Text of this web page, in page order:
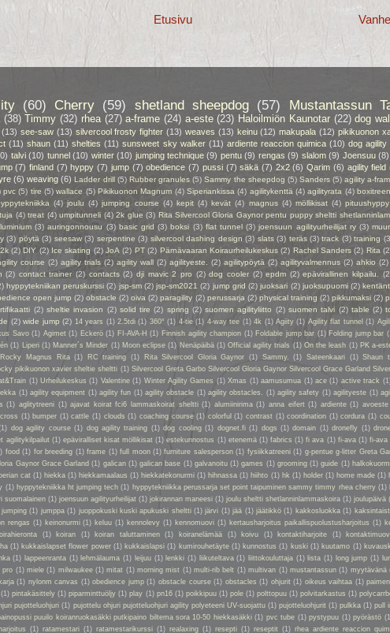
Etusivu
(60) Cherry (59) shetland sheepdog (57) Mustantassun
(38) Timmy (32) rhea (27) a-frame (24) a-este (23) Haloilmiön Kaunotar (22) dog
(13) see-saw (13) silvercool frosty fighter (13) weaves (13) keinu (12) makupala (12) pikikuonon
(11) shaun (11) shelties (11) sunsweet sky walker (11) ardiente reaccion quimica (10) dog agility
talvi (10) tunnel (10) winter (10) jumping technique (9) pentu (9) rengas (9) slalom (9) Joensuu (8)
(7) finland (7) hyppy (7) jump (7) obedience (7) pussi (7) säkä (7) 2x2 (6) Qarim (6) agility field
(6) weaving (6) Ladder drill (5) Rubber granules (5) Sammy the sheepdog (5) Sanders (5) agility a-
pvc (5) tire (5) wallace (5) Pikikuonon Magnum (4) Siperiankissa (4) agilitykenttä (4) agilityrata (4)
(4) joulu (4) jumping course (4) kepit (4) kevät (4) magnus (4) möllikisat (4) pituushyppy
(4) treat (4) umpitunneli (4) 2k glue (3) Rita Silvercool Gloria Gaynor pentu puppy sheltti
(3) auringonnousu (3) basic grid (3) boksi (3) flat tunnel (3) joensuun agilityurheilijat ry (3)
(3) pöytä (3) seesaw (3) serpentine (3) silvercool dashing design (3) slats (3) teräs (3) track (3) training
2k (2) DIY (2) Ice skating (2) JoA (2) PT (2) Pärnävaaran Koiraurheilukeskus (2) Rachel Sanders (2) Rita
course (2) agility trials (2) agility wall (2) agilityeste. (2) agilitypöytä (2) agilityvalmennus (2) ahkio (2)
(2) contact trainer (2) contacts (2) dji mavic 2 pro (2) dog cooler (2) epdm (2) epävirallinen kilpailu.
hyppytekniikan peruskurssi (2) jsp-sm (2) jsp-sm2021 (2) jump grid (2) juoksari (2) juoksupuomi (2)
open jump (2) obstacle (2) oiva (2) paragility (2) perussarja (2) physical training (2) pikkumaksi (2)
(2) sheltie invasion (2) solid tire (2) spring (2) suomen agilityliitto (2) suomen talvi (2) table (2)
(2) wide jump (2) 14 years (1) 2.5tdi (1) 360° (1) 4-tie (1) 4-way tee (1) 4k (1) Agiity (1) Agility flat tunnel (1)
Savo (1) Agimet (1) Eckerö (1) FI-AVA-H (1) Finnish agility champion (1) Foldable jump bar (1) Folding jump bar
(1) Liperi (1) Manner´s Minder (1) Moon eclipse (1) Nenäpäibä (1) Official agility trials (1) On the leash (1) PK a-
Magnus Rita (1) RC training (1) Rita Silvercool Gloria Gaynor (1) Sammy. (1) Sateenkaari (1) Shaun
pikikuonon xavier sheltie sheltti (1) Silvercool Greta Garbo Silvercool Gloria Gaynor Silvercool Grace Garland
(1) Urheilukeskus (1) Valentine (1) Winter Agility Games (1) Xmas (1) aamusumua (1) ace (1) active track
(1) agility equipment (1) agility fun (1) agility obstacle (1) agility obstacles. (1) agility safety (1) agilityeste (1)
(1) aglitytreeni (1) ajavat koirat fci6 lammaskoirat sheltti (1) alumiinirima (1) anna eifert (1) ardiente (1) avoeste
(1) bumper (1) cattle (1) clouds (1) coaching course (1) colorful (1) contrast (1) coordination (1) cordura (1)
dog agility course (1) dog agility training (1) dog cooling (1) dognet.fi (1) dogs (1) domain (1) dronefly (1)
agilitykilpailut (1) epäviralliset kisat möllikisat (1) estekunnostus (1) etenemä (1) fabrics (1) fi ava (1) fi-ava (1) fi-ava
food (1) for breeding (1) frame (1) full moon (1) furniture salesperson (1) fysiikkatreeni (1) g-pentue g-litter Greta
Gaynor Grace Garland (1) galican (1) galican base (1) galvanoitu (1) games (1) grooming (1) guide (1)
cat (1) hiekka (1) hiekkamaalaus (1) hiekkatekonurmi (1) hihnassa (1) hiihto (1) hk (1) holder (1) home made (1)
(1) hyppytekniikka ht jumping tech (1) hyppytekniikka perussarja set point taipuminen sammy timmy rhea cherry (1)
suomalainen (1) joensuun agilityurheilijat (1) jokirannan maneesi (1) joulu sheltti shetlanninlammaskoira (1) joulupäivä
jumping (1) jumppa (1) juoppokuski kuski apukuski sheltti (1) järvi (1) jää (1) jäätikkö (1) kakkosluokka (1)
rengas (1) keinonurmi (1) keluu (1) kennolevy (1) kennomuovi (1) kertausharjoitus paikallispuolustusharjoitus (1)
(1) koiran (1) koiran taluttaminen (1) koiranelämää (1) koivu (1) kontaktiharjoite (1)
(1) kukkaislapset flower power (1) kukkaislapsi (1) kumirouhetäyte (1) kunnostus (1) kuski (1) kuutamo (1)
(1) lappeenranta (1) lehmälauma (1) leijuu (1) lenkki (1) liikuteltava (1) liittokouluttaja (1) lista (1) long jump (1)
pro (1) miele (1) milwaukee (1) mitat (1) morning mist (1) multi-rib belt (1) multivan (1) mustantassun (1) myytävänä
(1) nylonm canvas (1) obedience jump (1) obstacle course (1) obstacles (1) ohjurit (1) oikeus vaihtaa (1)
(1) pintakäsittely (1) piparminttuöljy (1) play (1) pn16 (1) poikkipuu (1) pole (1) polttopuu (1) polvitarkastus (1)
pujotteluohjuri (1) pujottelu ohjuri pujotteluohjuri agility polyeteeni UV-suojattu (1) pujotteluohjurit (1) pulkka (1) pull
puuilo koiranruokasäkki putkipaino biltema sora 10-50 hiekkasäkki (1) pvc tube (1) pystypuu (1) pyörästö
(1) ratamestari (1) ratamestarikurssi (1) realaxing (1) resepti (1) reseptit (1) rhea ardiente reaccion